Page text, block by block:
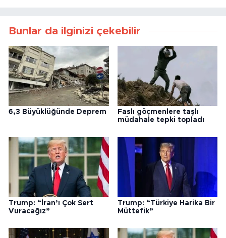
Bunlar da ilginizi çekebilir
6,3 Büyüklüğünde Deprem
Faslı göçmenlere taşlı
müdahale tepki topladı
Trump: “İran’ı Çok Sert
Vuracağız”
Trump: “Türkiye Harika Bir
Müttefik”